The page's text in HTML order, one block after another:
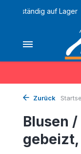
ständig auf Lager
Zurück
Blusen
gebeizt,